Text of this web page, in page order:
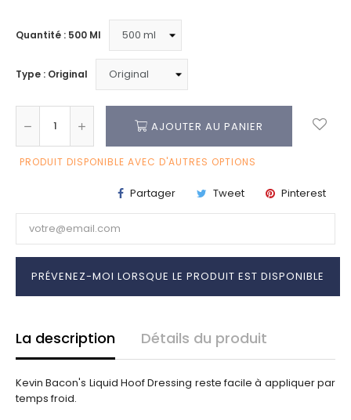
Quantité : 500 Ml
Type : Original
AJOUTER AU PANIER
PRODUIT DISPONIBLE AVEC D'AUTRES OPTIONS
Partager Tweet Pinterest
PRÉVENEZ-MOI LORSQUE LE PRODUIT EST DISPONIBLE
La description Détails du produit
Kevin Bacon's Liquid Hoof Dressing reste facile à appliquer par
temps froid.